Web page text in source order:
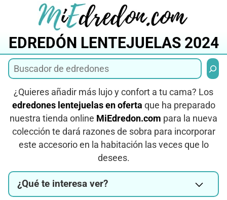
EDREDÓN LENTEJUELAS 2024
¿Quieres añadir más lujo y confort a tu cama? Los
edredones lentejuelas en oferta que ha preparado
nuestra tienda online MiEdredon.com para la nueva
colección te dará razones de sobra para incorporar
este accesorio en la habitación las veces que lo
desees.
¿Qué te interesa ver?